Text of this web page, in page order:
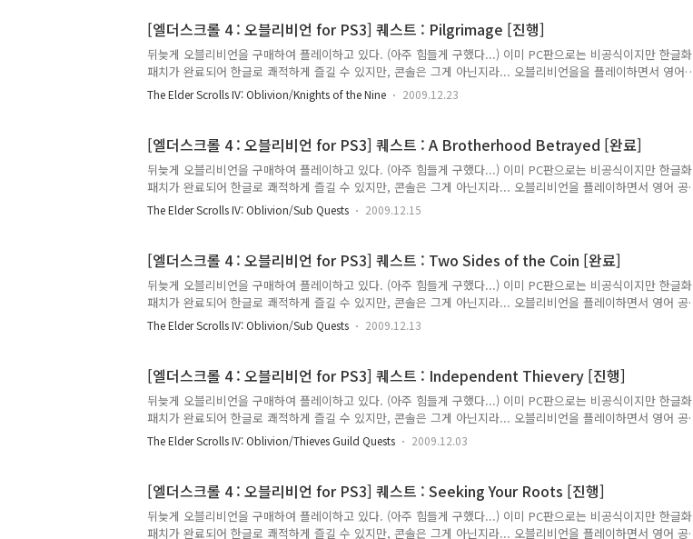
------------------------------------- Join the Mages Guild [진행] I h..
[엘더스크롤 4 : 오블리비언 for PS3] 퀘스트 : Pilgrimage [진행]
뒤늦게 오블리비언을 구매하여 플레이하고 있다. (아주 힘들게 구했다...) 이미 PC판으로는 비공식이지만 한글화
패치가 완료되어 한글로 쾌적하게 즐길 수 있지만, 콘솔은 그게 아닌지라... 오블리비언을을 플레이하면서 영어
공부를 하고 있다. 어디 물어볼 곳도 마땅치 않고 하여 이곳에 적으니 틀리게 번역된 부분은 제가 배울 수 있도록
가르쳐주시면 감사하겠습니다. 실제 게임을 플레이하면서 저널이 업데이트된 순서대로 적는다. 주로 저널에 등록
------------------------------------- Pilgrimage [진행] I've heard o..
The Elder Scrolls IV: Oblivion/Knights of the Nine 2009.12.23
[엘더스크롤 4 : 오블리비언 for PS3] 퀘스트 : A Brotherhood Betrayed [완료]
뒤늦게 오블리비언을 구매하여 플레이하고 있다. (아주 힘들게 구했다...) 이미 PC판으로는 비공식이지만 한글화
패치가 완료되어 한글로 쾌적하게 즐길 수 있지만, 콘솔은 그게 아닌지라... 오블리비언을 플레이하면서 영어 공
부를 하고 있다. 어디 물어볼 곳도 마땅치 않고 하여 이곳에 적으니 틀리게 번역된 부분은 제가 배울 수 있도록
가르쳐주시면 감사하겠습니다. 실제 게임을 플레이하면서 저널이 업데이트된 순서대로 적는다. 주로 저널에 등록
------------------------------------- A Brotherhood Betrayed [완료] I..
The Elder Scrolls IV: Oblivion/Sub Quests 2009.12.15
[엘더스크롤 4 : 오블리비언 for PS3] 퀘스트 : Two Sides of the Coin [완료]
뒤늦게 오블리비언을 구매하여 플레이하고 있다. (아주 힘들게 구했다...) 이미 PC판으로는 비공식이지만 한글화
패치가 완료되어 한글로 쾌적하게 즐길 수 있지만, 콘솔은 그게 아닌지라... 오블리비언을 플레이하면서 영어 공
부를 하고 있다. 어디 물어볼 곳도 마땅치 않고 하여 이곳에 적으니 틀리게 번역된 부분은 제가 배울 수 있도록
가르쳐주시면 감사하겠습니다. 실제 게임을 플레이하면서 저널이 업데이트된 순서대로 적는다. 주로 저널에 등록
------------------------------------- Two Sides of the Coin [완료] I'..
The Elder Scrolls IV: Oblivion/Sub Quests 2009.12.13
[엘더스크롤 4 : 오블리비언 for PS3] 퀘스트 : Independent Thievery [진행]
뒤늦게 오블리비언을 구매하여 플레이하고 있다. (아주 힘들게 구했다...) 이미 PC판으로는 비공식이지만 한글화
패치가 완료되어 한글로 쾌적하게 즐길 수 있지만, 콘솔은 그게 아닌지라... 오블리비언을 플레이하면서 영어 공
부를 하고 있다. 어디 물어볼 곳도 마땅치 않고 하여 이곳에 적으니 틀리게 번역된 부분은 제가 배울 수 있도록
가르쳐주시면 감사하겠습니다. 실제 게임을 플레이하면서 저널이 업데이트된 순서대로 적는다. 주로 저널에 등록
------------------------------------- Independent Thievery [진행] Arm..
The Elder Scrolls IV: Oblivion/Thieves Guild Quests 2009.12.03
[엘더스크롤 4 : 오블리비언 for PS3] 퀘스트 : Seeking Your Roots [진행]
뒤늦게 오블리비언을 구매하여 플레이하고 있다. (아주 힘들게 구했다...) 이미 PC판으로는 비공식이지만 한글화
패치가 완료되어 한글로 쾌적하게 즐길 수 있지만, 콘솔은 그게 아닌지라... 오블리비언을 플레이하면서 영어 공